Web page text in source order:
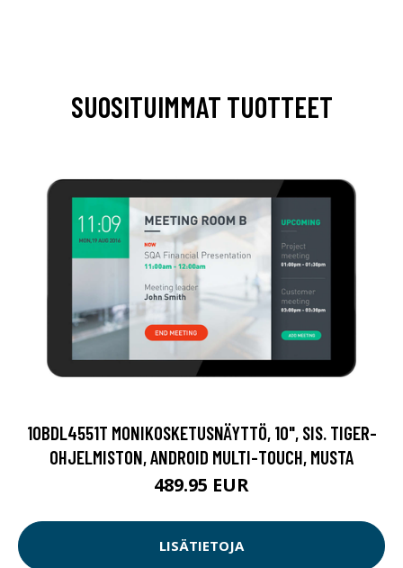
SUOSITUIMMAT TUOTTEET
10BDL4551T MONIKOSKETUSNÄYTTÖ, 10", SIS. TIGER-
OHJELMISTON, ANDROID MULTI-TOUCH, MUSTA
489.95 EUR
LISÄTIETOJA